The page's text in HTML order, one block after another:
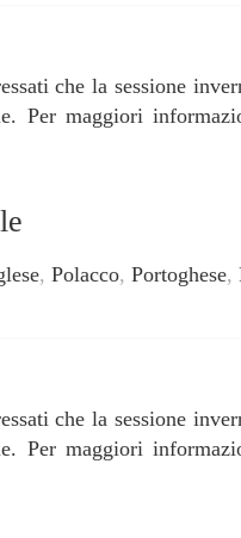
che la sessione
Per maggiori
, Polacco, Portoghese,
che la sessione
Per maggiori